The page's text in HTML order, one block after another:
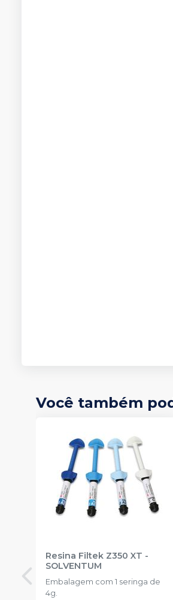
Você também
Resina Filtek Z350 XT -
SOLVENTUM
Embalagem com 1 seringa de
4g.